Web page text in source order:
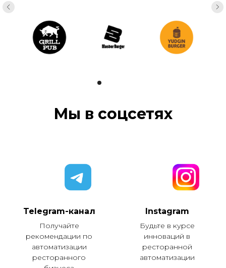
Мы в соцсетях
Telegram-канал
Получайте
рекомендации по
автоматизации
ресторанного
Instagram
Будьте в курсе
инноваций в
ресторанной
автоматизации